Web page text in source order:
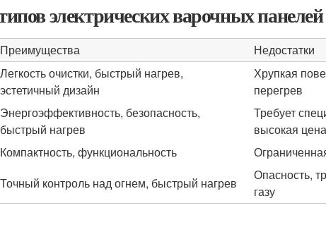
электрических варочных панелей
Преимущества Недостатки
Легкость очистки, быстрый нагрев,
эстетичный дизайн
Хрупкая
перегрев
Энергоэффективность, безопасность,
быстрый нагрев
Требует
высокая цена
Компактность, функциональность
Точный контроль над огнем, быстрый нагрев
Опасность,
газу